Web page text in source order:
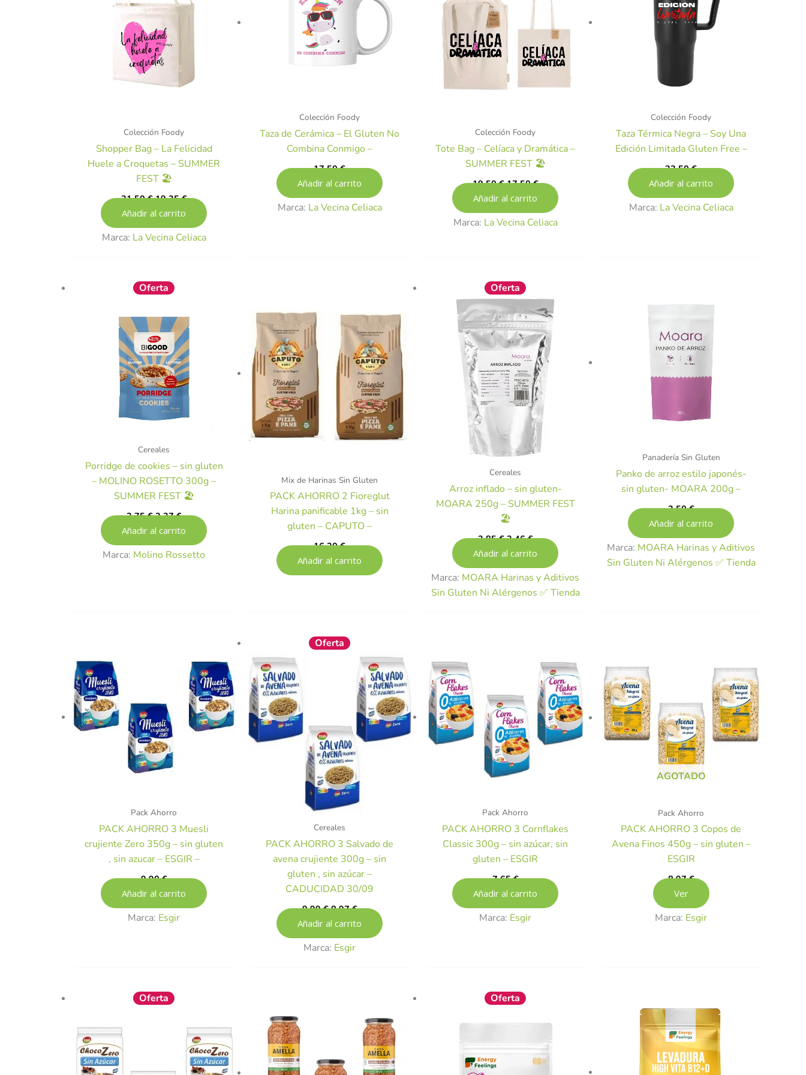
Colección Foody
Shopper Bag – La Felicidad
Huele a Croquetas – SUMMER
FEST 🏖️
21,50€ 19,35€
Añadir al carrito
Marca: La Vecina Celiaca
Colección Foody
Taza de Cerámica – El Gluten No
Combina Conmigo –
17,50€
Añadir al carrito
Marca: La Vecina Celiaca
Colección Foody
Tote Bag – Celíaca y Dramática –
SUMMER FEST 🏖️
19,50€ 17,50€
Añadir al carrito
Marca: La Vecina Celiaca
Colección Foody
Taza Térmica Negra – Soy Una
Edición Limitada Gluten Free –
22,50€
Añadir al carrito
Marca: La Vecina Celiaca
Oferta
Cereales
Porridge de cookies – sin gluten
– MOLINO ROSETTO 300g –
SUMMER FEST 🏖️
3,75€
El
precio
era:
3,75 €.
3,37€
es:
3,37 €.
Añadir al carrito
Marca: Molino Rossetto
Mix de Harinas Sin Gluten
PACK AHORRO 2 Fioreglut
Harina panificable 1kg – sin
gluten – CAPUTO –
16,20€
Añadir al carrito
Oferta
Cereales
Arroz inflado – sin gluten-
MOARA 250g – SUMMER FEST
🏖️
3,85€
El
precio
original
era:
3,85 €.
3,46€
precio
actual
es:
3,46 €.
Añadir al carrito
Marca: MOARA Harinas y Aditivos
Sin Gluten Ni Alérgenos ✅ Tienda
Panadería Sin Gluten
Panko de arroz estilo japonés-
sin gluten- MOARA 200g –
2,50€
Añadir al carrito
Marca: MOARA Harinas y Aditivos
Sin Gluten Ni Alérgenos ✅ Tienda
Pack Ahorro
PACK AHORRO 3 Muesli
crujiente Zero 350g – sin gluten
, sin azucar – ESGIR –
9,90€
Añadir al carrito
Marca: Esgir
Oferta
Cereales
PACK AHORRO 3 Salvado de
avena crujiente 300g – sin
gluten , sin azúcar –
CADUCIDAD 30/09
9,99€
El
precio
original
9,99 €.
8,97€
actual
es:
8,97 €.
Añadir al carrito
Marca: Esgir
Pack Ahorro
PACK AHORRO 3 Cornflakes
Classic 300g – sin azúcar, sin
gluten – ESGIR
7,65€
Añadir al carrito
Marca: Esgir
AGOTADO
Pack Ahorro
PACK AHORRO 3 Copos de
Avena Finos 450g – sin gluten –
ESGIR
8,97€
Ver
Marca: Esgir
Oferta
El
precio
es:
6,00 €.
Oferta
El
precio
16,15 €.